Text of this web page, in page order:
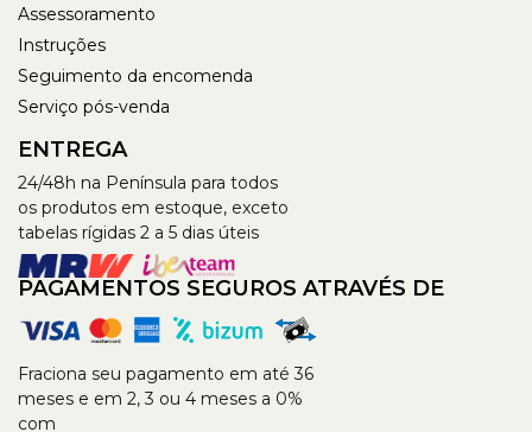
Assessoramento
Instruções
Seguimento da encomenda
Serviço pós-venda
ENTREGA
24/48h na Península para todos
os produtos em estoque, exceto
tabelas rígidas 2 a 5 dias úteis
PAGAMENTOS SEGUROS ATRAVÉS DE
Fraciona seu pagamento em até 36
meses e em 2, 3 ou 4 meses a 0%
com